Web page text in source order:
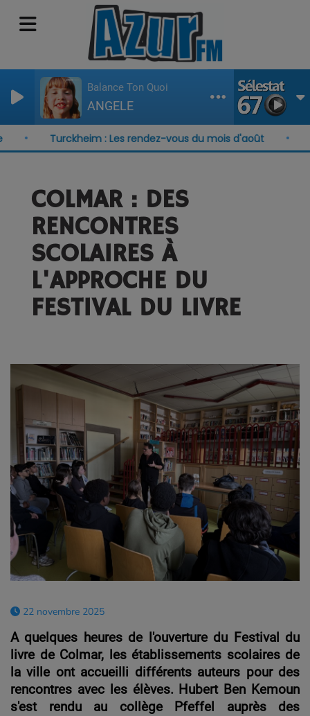
Balance Ton Quoi
ANGELE
Turckheim : Les rendez-vous du mois d'août
COLMAR : DES
RENCONTRES
SCOLAIRES À
L'APPROCHE DU
FESTIVAL DU LIVRE
22 novembre 2025
A quelques heures de l'ouverture du Festival du
livre de Colmar, les établissements scolaires de
la ville ont accueilli différents auteurs pour des
rencontres avec les élèves. Hubert Ben Kemoun
s'est rendu au collège Pfeffel auprès des